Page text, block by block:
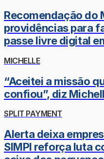
Recomendação do
providências para
passe livre digital
MICHELLE
“Aceitei a missão
confiou”, diz
SPLIT PAYMENT
Alerta deixa
SIMPI reforça luta